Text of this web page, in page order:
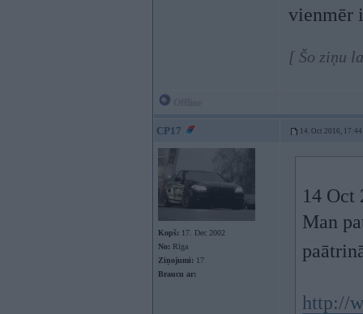
vienmēr
[ Šo ziņu
CP17 14. Oct 2016, 17:44
Kopš: 17. Dec 2002
No: Rīga
Ziņojumi: 17
Braucu ar:
14 Oct
Man
http://